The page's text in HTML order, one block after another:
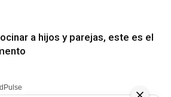
a hijos y parejas, este es el